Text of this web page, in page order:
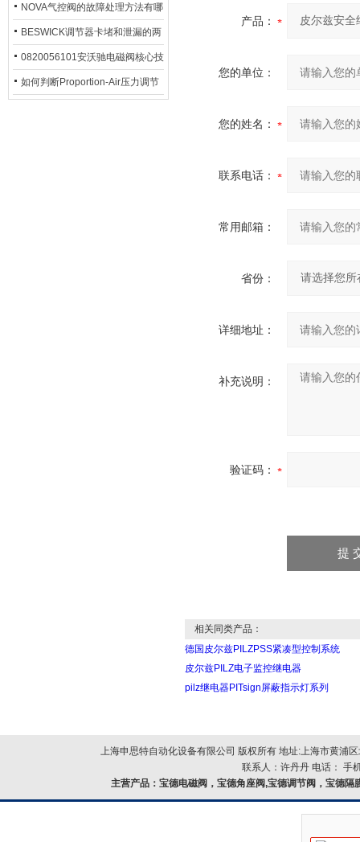
关重要
NOVA气控阀的故障处理方法有哪
些？
BESWICK调节器卡堵和泄漏的两
大问题解决措施
0820056101安沃驰电磁阀核心技
术参数
如何判断Proportion-Air压力调节
产品：
您的单位：
您的姓名：
联系电话：
常用邮箱：
省份：
详细地址：
补充说明：
验证码：
相关同类产品：
德国皮尔兹PILZPSS紧凑型控制系统
皮尔兹PILZ电子监控继电器
pilz继电器PITsign屏蔽指示灯系列
上海申思特自动化设备有限公司 版权所有 地址:上海市黄浦
联系人：许丹丹 电话： 手
主营产品：宝德电磁阀，宝德角座阀,宝德调节阀，宝德